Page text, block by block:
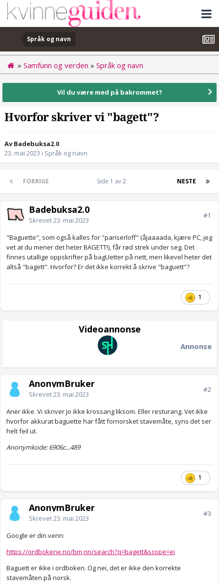
Språk og navn
» Samfunn og verden » Språk og navn
Vil du være med på bakrommet?
Hvorfor skriver vi "bagett"?
Av Badebuksa2.0
23. mai 2023 i Språk og navn
FORRIGE NESTE
Side 1 av 2
Badebuksa2.0
Skrevet23. mai 2023
#1
"Baguette", som også kalles for "pariserloff" (åjaaaada, kjære PC, jeg
vet at du mener det heter BAGETT!), får rød strek under seg. Det
finnes utallige oppskrifter på bagUetter på nett, men likevel heter det
altså "bagett". Hvorfor? Er det ikke korrekt å skrive "baguett"?
1
Videoannonse
Annonse
AnonymBruker
Skrevet23. mai 2023
#2
Aner ikke. Vi skriver jo ikke krossang liksom. Eller resturang. Vet ikke
hvorfor akkurat baguette har fått fornorsket stavemåte, syns det ser
helt feil ut.
Anonymkode: 6906c...489
1
AnonymBruker
Skrevet23. mai 2023
#3
Google er din venn:
https://ordbokene.no/bm,nn/search?q=bagett&scope=ei
Baguett er ikke i ordboken. Og nei, det er ikke den korrekte
stavemåten på norsk.